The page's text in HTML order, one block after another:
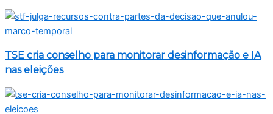
TSE cria conselho para monitorar desinformação e IA
nas eleições